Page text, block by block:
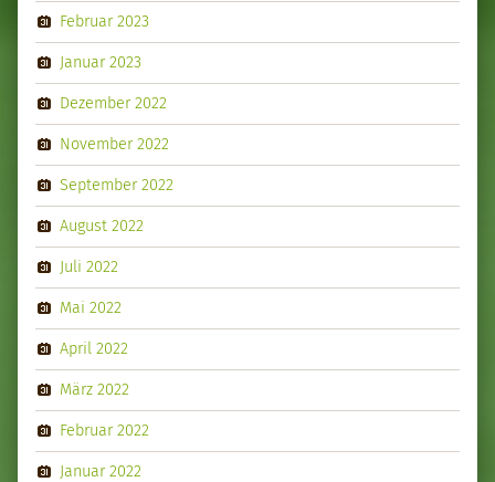
Februar 2023
Januar 2023
Dezember 2022
November 2022
September 2022
August 2022
Juli 2022
Mai 2022
April 2022
März 2022
Februar 2022
Januar 2022